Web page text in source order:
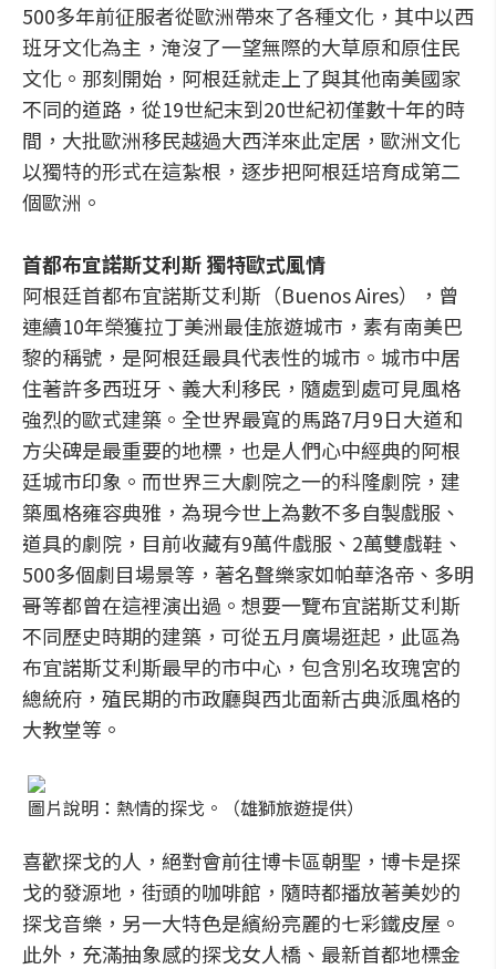
500多年前征服者從歐洲帶來了各種文化，其中以西
班牙文化為主，淹沒了一望無際的大草原和原住民
文化。那刻開始，阿根廷就走上了與其他南美國家
不同的道路，從19世紀末到20世紀初僅數十年的時
間，大批歐洲移民越過大西洋來此定居，歐洲文化
以獨特的形式在這紮根，逐步把阿根廷培育成第二
個歐洲。
首都布宜諾斯艾利斯 獨特歐式風情
阿根廷首都布宜諾斯艾利斯（Buenos Aires），曾
連續10年榮獲拉丁美洲最佳旅遊城市，素有南美巴
黎的稱號，是阿根廷最具代表性的城市。城市中居
住著許多西班牙、義大利移民，隨處到處可見風格
強烈的歐式建築。全世界最寬的馬路7月9日大道和
方尖碑是最重要的地標，也是人們心中經典的阿根
廷城市印象。而世界三大劇院之一的科隆劇院，建
築風格雍容典雅，為現今世上為數不多自製戲服、
道具的劇院，目前收藏有9萬件戲服、2萬雙戲鞋、
500多個劇目場景等，著名聲樂家如帕華洛帝、多明
哥等都曾在這裡演出過。想要一覽布宜諾斯艾利斯
不同歷史時期的建築，可從五月廣場逛起，此區為
布宜諾斯艾利斯最早的市中心，包含別名玫瑰宮的
總統府，殖民期的市政廳與西北面新古典派風格的
大教堂等。
圖片說明：熱情的探戈。（雄獅旅遊提供）
喜歡探戈的人，絕對會前往博卡區朝聖，博卡是探
戈的發源地，街頭的咖啡館，隨時都播放著美妙的
探戈音樂，另一大特色是繽紛亮麗的七彩鐵皮屋。
此外，充滿抽象感的探戈女人橋、最新首都地標金